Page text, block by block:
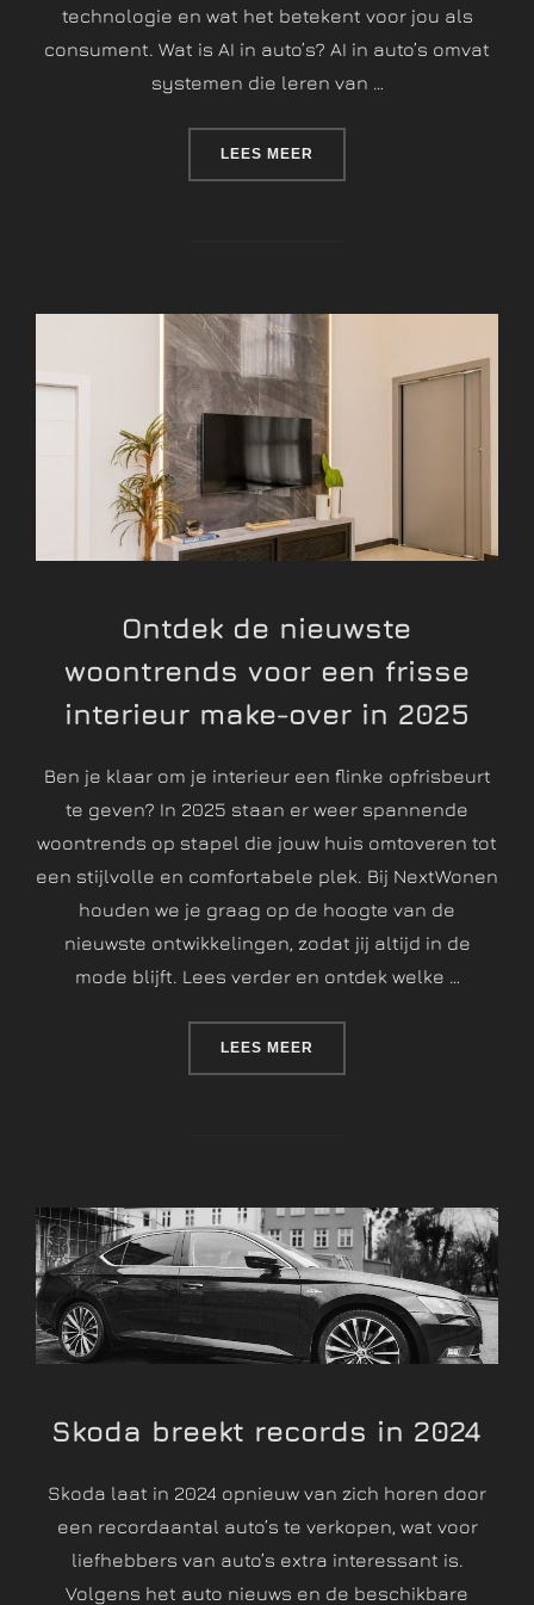
technologie en wat het betekent voor jou als
consument. Wat is AI in auto’s? AI in auto’s omvat
systemen die leren van …
LEES MEER
Ontdek de nieuwste
woontrends voor een frisse
interieur make-over in 2025
Ben je klaar om je interieur een flinke opfrisbeurt
te geven? In 2025 staan er weer spannende
woontrends op stapel die jouw huis omtoveren tot
een stijlvolle en comfortabele plek. Bij NextWonen
houden we je graag op de hoogte van de
nieuwste ontwikkelingen, zodat jij altijd in de
mode blijft. Lees verder en ontdek welke …
LEES MEER
Skoda breekt records in 2024
Skoda laat in 2024 opnieuw van zich horen door
een recordaantal auto’s te verkopen, wat voor
liefhebbers van auto’s extra interessant is.
Volgens het auto nieuws en de beschikbare